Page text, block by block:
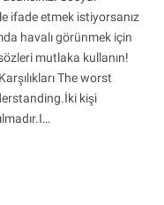
ifade etmek istiyorsanız
havalı görünmek için
mutlaka kullanın!
The worst
kişi